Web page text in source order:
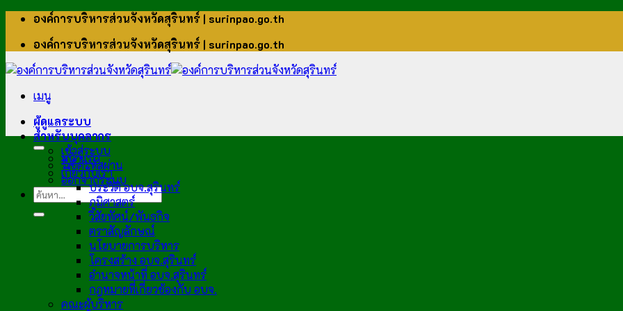
ข้าม
เนื้อหา
องค์การบริหารส่วนจังหวัดสุรินทร์ | surinpao.go.th
องค์การบริหารส่วนจังหวัดสุรินทร์ | surinpao.go.th
เมนู
ผู้ดูแลระบบ
สำหรับบุคลากร
เข้าสู่ระบบ
รีเซ็ตรหัสผ่าน
ออกจากระบบ
หน้าแรก
เกี่ยวกับเรา
ประวัติ อบจ.สุรินทร์
ภูมิศาสตร์
วิสัยทัศน์/พันธกิจ
ตราสัญลักษณ์
นโยบายการบริหาร
โครงสร้าง อบจ.สุรินทร์
อำนาจหน้าที่ อบจ.สุรินทร์
กฎหมายที่เกี่ยวข้องกับ อบจ.
คณะผู้บริหาร